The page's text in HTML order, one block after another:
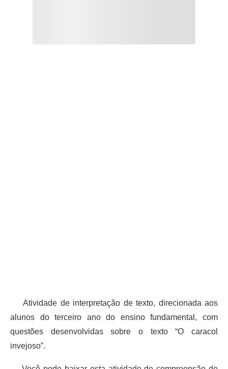
Atividade de interpretação de texto, direcionada aos
alunos do terceiro ano do ensino fundamental, com
questões desenvolvidas sobre o texto “O caracol
invejoso”.